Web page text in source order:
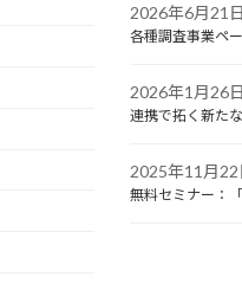
2026年6月21日
各種調査事業ペ
2026年1月26日
連携で拓く新た
2025年11月22
無料セミナー：